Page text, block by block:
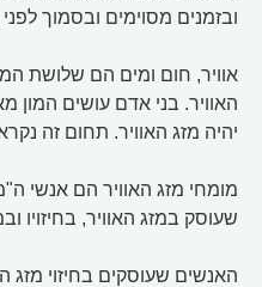
ובזמנים מסוימים ובסמוך
אוויר, חום ומים הם שלושת
האוויר. בני אדם עושים
יהיה מזג האוויר. תחום זה נקרא
מומחי מזג האוויר הם אנשי
שעוסק במזג האוויר, בחיזויו
האנשים שעוסקים בחיזוי מזג